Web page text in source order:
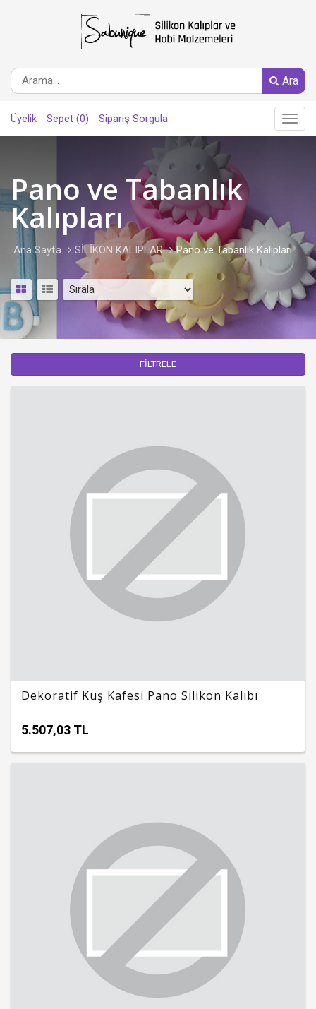
Ara
Üyelik Sepet (0) Sipariş Sorgula
Main
Menu
Pano ve Tabanlık
Kalıpları
Ana Sayfa SİLİKON KALIPLAR Pano ve Tabanlık Kalıpları
FİLTRELE
Dekoratif Kuş Kafesi Pano Silikon Kalıbı
5.507,03 TL